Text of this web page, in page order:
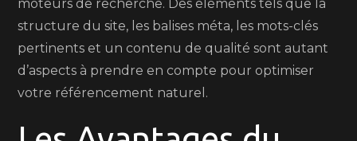
moteurs de recherche. Des éléments tels que la
structure du site, les balises méta, les mots-clés
pertinents et un contenu de qualité sont autant
d’aspects à prendre en compte pour optimiser
votre référencement naturel.